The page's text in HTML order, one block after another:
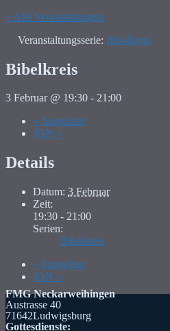
« Alle Veranstaltungen
Veranstaltungsserie: Bibelkreis
Bibelkreis
3 Februar @ 19:30 - 21:00
« Jungschar
JON »
Details
Datum: 3 Februar
Zeit:
19:30 - 21:00
Serien:
Bibelkreis
« Jungschar
JON »
FMG Neckarweihingen
Austrasse 40
71642Ludwigsburg
Gottesdienste: